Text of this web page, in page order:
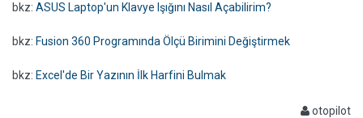
bkz: ASUS Laptop'un Klavye Işığını Nasıl Açabilirim?
bkz: Fusion 360 Programında Ölçü Birimini Değiştirmek
bkz: Excel'de Bir Yazının İlk Harfini Bulmak
otopilot